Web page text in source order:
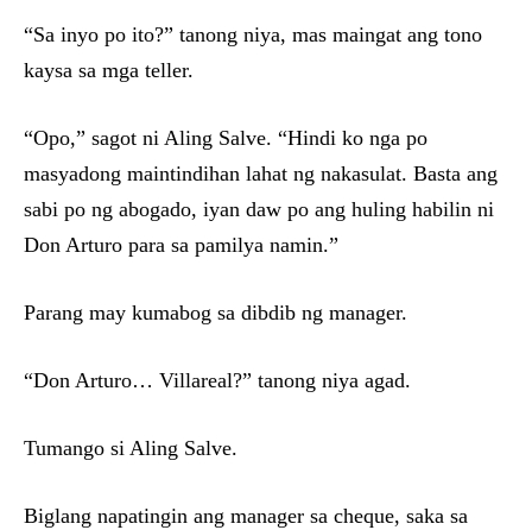
“Sa inyo po ito?” tanong niya, mas maingat ang tono
kaysa sa mga teller.
“Opo,” sagot ni Aling Salve. “Hindi ko nga po
masyadong maintindihan lahat ng nakasulat. Basta ang
sabi po ng abogado, iyan daw po ang huling habilin ni
Don Arturo para sa pamilya namin.”
Parang may kumabog sa dibdib ng manager.
“Don Arturo… Villareal?” tanong niya agad.
Tumango si Aling Salve.
Biglang napatingin ang manager sa cheque, saka sa